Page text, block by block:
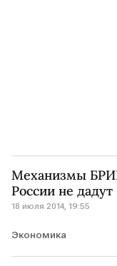
Механизмы
России не дадут
18 июля 2014, 19:55
Экономика